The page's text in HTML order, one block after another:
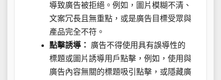
導致廣告被拒絕。例如，圖片模糊不清、
文案冗長且無重點，或是廣告目標受眾與
產品完全不符。
點擊誘導：
廣告不得使用具有誤導性的
標題或圖片誘導用戶點擊，例如，使用與
廣告內容無關的標題吸引點擊，或隱藏廣